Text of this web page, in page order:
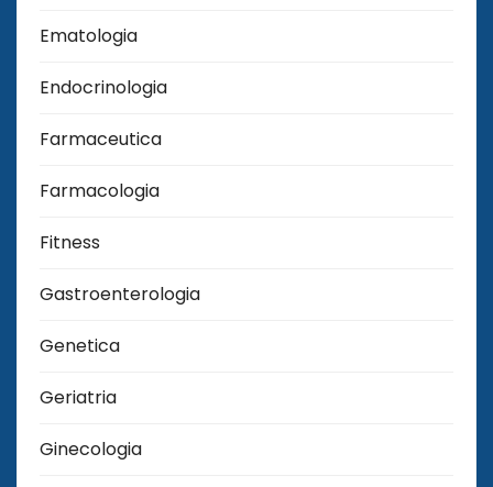
Ematologia
Endocrinologia
Farmaceutica
Farmacologia
Fitness
Gastroenterologia
Genetica
Geriatria
Ginecologia